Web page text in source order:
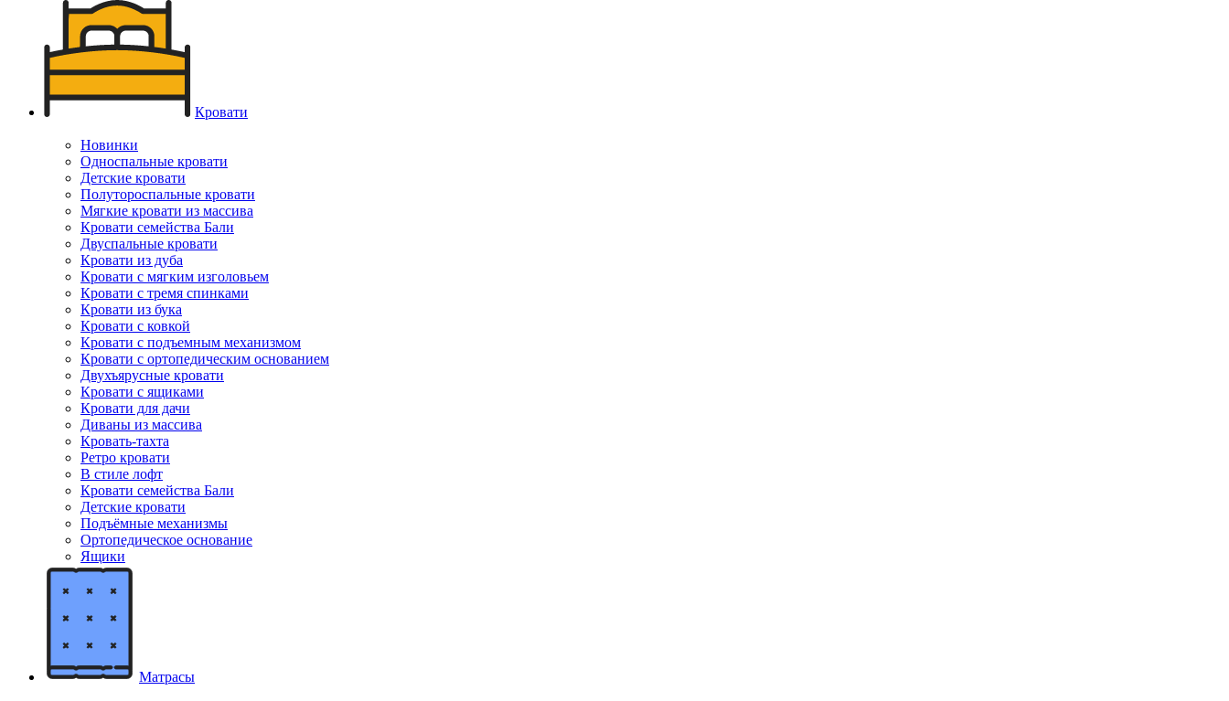
Кровати
Новинки
Односпальные кровати
Детские кровати
Полутороспальные кровати
Мягкие кровати из массива
Кровати семейства Бали
Двуспальные кровати
Кровати из дуба
Кровати с мягким изголовьем
Кровати с тремя спинками
Кровати из бука
Кровати с ковкой
Кровати с подъемным механизмом
Кровати с ортопедическим основанием
Двухъярусные кровати
Кровати с ящиками
Кровати для дачи
Диваны из массива
Кровать-тахта
Ретро кровати
В стиле лофт
Кровати семейства Бали
Детские кровати
Подъёмные механизмы
Ортопедическое основание
Ящики
Матрасы